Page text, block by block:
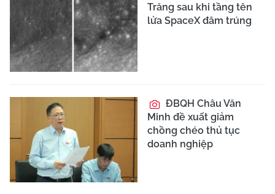
Trăng sau khi tầng tên
lửa SpaceX đâm trúng
ĐBQH Châu Văn
Minh đề xuất giảm
chồng chéo thủ tục
doanh nghiệp